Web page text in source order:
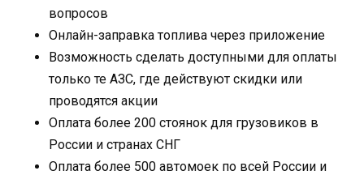
вопросов
Онлайн-заправка топлива через приложение
Возможность сделать доступными для оплаты
только те АЗС, где действуют скидки или
проводятся акции
Оплата более 200 стоянок для грузовиков в
России и странах СНГ
Оплата более 500 автомоек по всей России и